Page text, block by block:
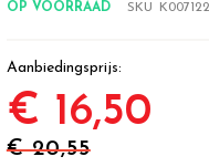
OP VOORRAAD SKU
Aanbiedingsprijs
€ 16,50
€ 20,55